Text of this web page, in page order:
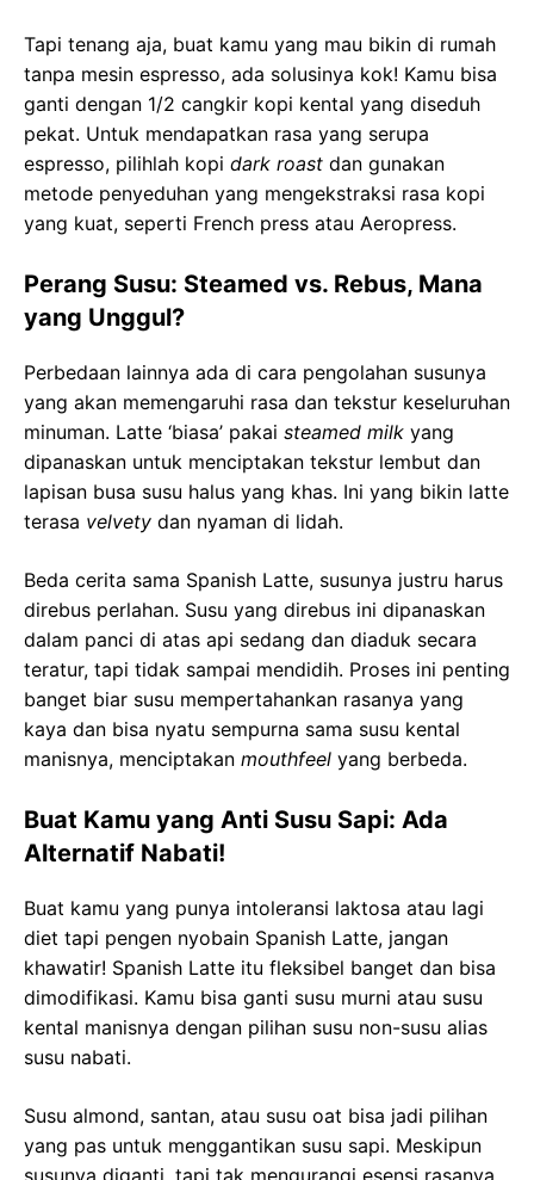
Tapi tenang aja, buat kamu yang mau bikin di rumah
tanpa mesin espresso, ada solusinya kok! Kamu bisa
ganti dengan 1/2 cangkir kopi kental yang diseduh
pekat. Untuk mendapatkan rasa yang serupa
espresso, pilihlah kopi dark roast dan gunakan
metode penyeduhan yang mengekstraksi rasa kopi
yang kuat, seperti French press atau Aeropress.
Perang Susu: Steamed vs. Rebus, Mana
yang Unggul?
Perbedaan lainnya ada di cara pengolahan susunya
yang akan memengaruhi rasa dan tekstur keseluruhan
minuman. Latte ‘biasa’ pakai steamed milk yang
dipanaskan untuk menciptakan tekstur lembut dan
lapisan busa susu halus yang khas. Ini yang bikin latte
terasa velvety dan nyaman di lidah.
Beda cerita sama Spanish Latte, susunya justru harus
direbus perlahan. Susu yang direbus ini dipanaskan
dalam panci di atas api sedang dan diaduk secara
teratur, tapi tidak sampai mendidih. Proses ini penting
banget biar susu mempertahankan rasanya yang
kaya dan bisa nyatu sempurna sama susu kental
manisnya, menciptakan mouthfeel yang berbeda.
Buat Kamu yang Anti Susu Sapi: Ada
Alternatif Nabati!
Buat kamu yang punya intoleransi laktosa atau lagi
diet tapi pengen nyobain Spanish Latte, jangan
khawatir! Spanish Latte itu fleksibel banget dan bisa
dimodifikasi. Kamu bisa ganti susu murni atau susu
kental manisnya dengan pilihan susu non-susu alias
susu nabati.
Susu almond, santan, atau susu oat bisa jadi pilihan
yang pas untuk menggantikan susu sapi. Meskipun